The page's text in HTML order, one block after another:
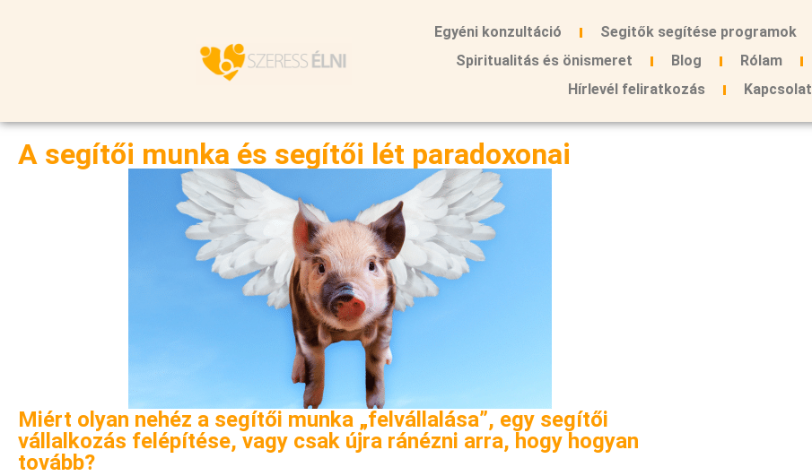
Egyéni konzultáció Segitők segítése programok
Spiritualitás és önismeret
Blog Rólam
Hírlevél feliratkozás
Kapcsolat
A segítői munka és segítői lét paradoxonai
Miért olyan nehéz a segítői munka „felvállalása”, egy segítői
vállalkozás felépítése, vagy csak újra ránézni arra, hogy hogyan
tovább?